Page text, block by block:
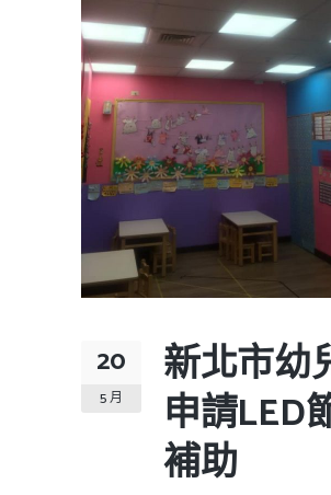
20
5 月
新北市幼
申請LED
補助